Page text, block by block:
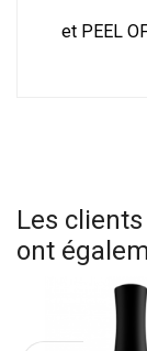
et PEEL
Les
ont